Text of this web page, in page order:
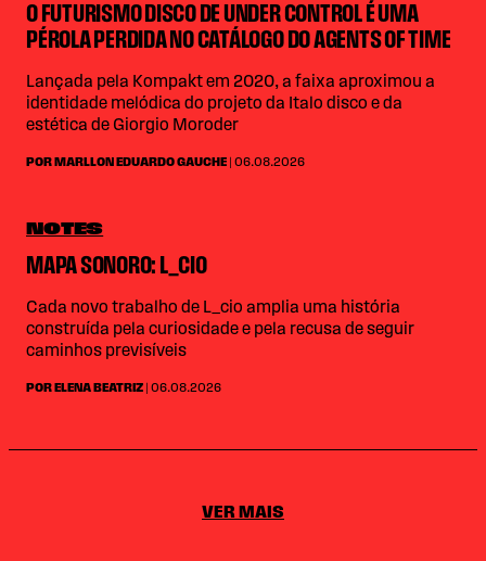
O FUTURISMO DISCO DE UNDER CONTROL É UMA
PÉROLA PERDIDA NO CATÁLOGO DO AGENTS OF TIME
Lançada pela Kompakt em 2020, a faixa aproximou a
identidade melódica do projeto da Italo disco e da
estética de Giorgio Moroder
POR MARLLON EDUARDO GAUCHE | 06.08.2026
NOTES
MAPA SONORO: L_CIO
Cada novo trabalho de L_cio amplia uma história
construída pela curiosidade e pela recusa de seguir
caminhos previsíveis
POR ELENA BEATRIZ | 06.08.2026
VER MAIS